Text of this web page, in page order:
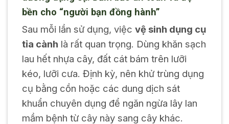
bền cho “người bạn đồng hành”
Sau mỗi lần sử dụng, việc vệ sinh dụng cụ
tỉa cành là rất quan trọng. Dùng khăn sạch
lau hết nhựa cây, đất cát bám trên lưỡi
kéo, lưỡi cưa. Định kỳ, nên khử trùng dụng
cụ bằng cồn hoặc các dung dịch sát
khuẩn chuyên dụng để ngăn ngừa lây lan
mầm bệnh từ cây này sang cây khác.